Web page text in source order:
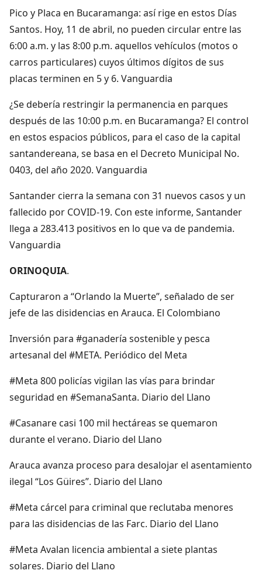
Pico y Placa en Bucaramanga: así rige en estos Días
Santos. Hoy, 11 de abril, no pueden circular entre las
6:00 a.m. y las 8:00 p.m. aquellos vehículos (motos o
carros particulares) cuyos últimos dígitos de sus
placas terminen en 5 y 6. Vanguardia
¿Se debería restringir la permanencia en parques
después de las 10:00 p.m. en Bucaramanga? El control
en estos espacios públicos, para el caso de la capital
santandereana, se basa en el Decreto Municipal No.
0403, del año 2020. Vanguardia
Santander cierra la semana con 31 nuevos casos y un
fallecido por COVID-19. Con este informe, Santander
llega a 283.413 positivos en lo que va de pandemia.
Vanguardia
ORINOQUIA.
Capturaron a “Orlando la Muerte”, señalado de ser
jefe de las disidencias en Arauca. El Colombiano
Inversión para #ganadería sostenible y pesca
artesanal del #META. Periódico del Meta
#Meta 800 policías vigilan las vías para brindar
seguridad en #SemanaSanta. Diario del Llano
#Casanare casi 100 mil hectáreas se quemaron
durante el verano. Diario del Llano
Arauca avanza proceso para desalojar el asentamiento
ilegal “Los Güires”. Diario del Llano
#Meta cárcel para criminal que reclutaba menores
para las disidencias de las Farc. Diario del Llano
#Meta Avalan licencia ambiental a siete plantas
solares. Diario del Llano